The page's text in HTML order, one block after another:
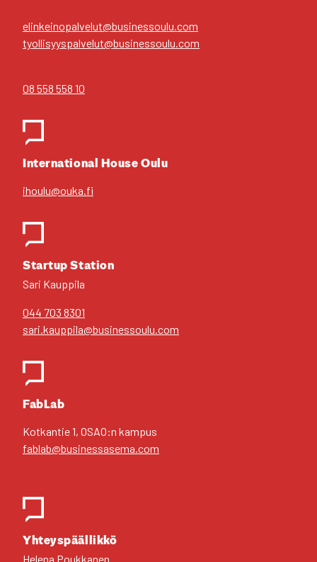
elinkeinopalvelut@businessoulu.com
tyollisyyspalvelut@businessoulu.com
08 558 558 10
Inter­na­tio­nal House Oulu
ihoulu@ouka.fi
Star­tup Sta­tion
Sari Kaup­pi­la
044 703 8301
sari.kauppila@businessoulu.com
FabLab
Kot­kan­tie 1, OSAO:n kam­pus
fablab@businessasema.com
Yhteys­pääl­lik­kö
Hele­na Pouk­ka­nen